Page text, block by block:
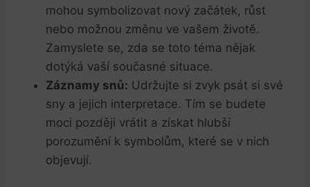
mohou symbolizovat nový začátek, růst
nebo možnou změnu ve vašem životě.
Zamyslete se, zda se toto téma nějak
dotýká vaší současné situace.
Záznamy snů: Udržujte si zvyk psát si své
sny a jejich interpretace. Tím se budete
moci později vrátit a získat hlubší
porozumění k symbolům, které se v nich
objevují.